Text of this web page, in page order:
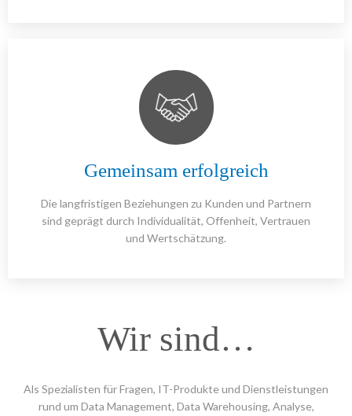
Gemeinsam erfolgreich
Die langfristigen Beziehungen zu Kunden und Partnern
sind geprägt durch Individualität, Offenheit, Vertrauen
und Wertschätzung.
Wir sind…
Als Spezialisten für Fragen, IT-Produkte und Dienstleistungen
rund um Data Management, Data Warehousing, Analyse,